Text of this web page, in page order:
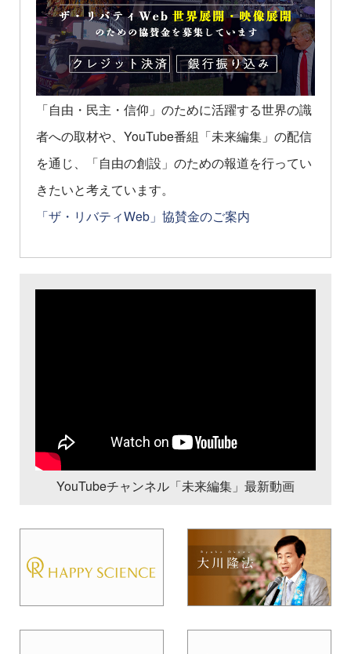
「自由・民主・信仰」のために活躍する世界の識
者への取材や、YouTube番組「未来編集」の配信
を通じ、「自由の創設」のための報道を行ってい
きたいと考えています。
「ザ・リバティWeb」協賛金のご案内
YouTubeチャンネル「未来編集」最新動画